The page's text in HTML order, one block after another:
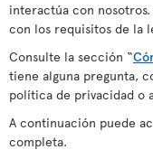
interactúa con
con los requisitos de la
Consulte la sección “
tiene alguna pregunta,
política de privacidad o
A continuación puede
completa.